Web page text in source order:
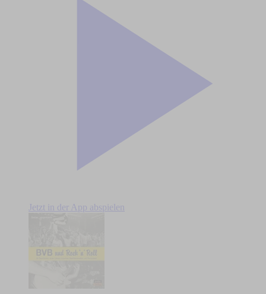
Jetzt in der App abspielen